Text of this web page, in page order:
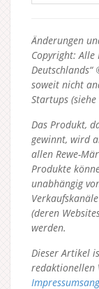
Änderungen
Copyright: Alle
soweit nicht
Startups
Das Produkt,
gewinnt, wird
allen Rewe-
Produkte
unabhängig
(deren
werden.
Dieser Artikel
redaktionellen